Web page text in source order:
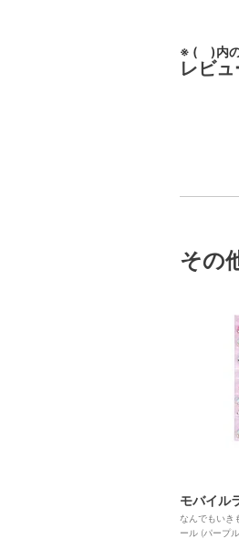
※ ( )内の
レビ
その
モバイル
なんでもいき
ール (パープ